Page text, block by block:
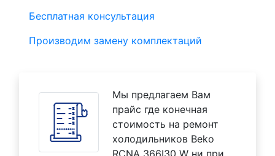
Бесплатная консультация
Производим замену комплектаций
Мы предлагаем Вам
прайс где конечная
стоимость на ремонт
холодильников Beko